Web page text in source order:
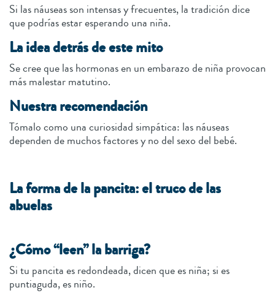
Si las náuseas son intensas y frecuentes, la tradición dice
que podrías estar esperando una niña.
La idea detrás de este mito
Se cree que las hormonas en un embarazo de niña provocan
más malestar matutino.
Nuestra recomendación
Tómalo como una curiosidad simpática: las náuseas
dependen de muchos factores y no del sexo del bebé.
La forma de la pancita: el truco de las
abuelas
¿Cómo “leen” la barriga?
Si tu pancita es redondeada, dicen que es niña; si es
puntiaguda, es niño.